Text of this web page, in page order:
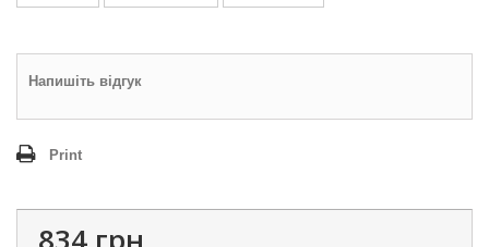
Напишіть відгук
Print